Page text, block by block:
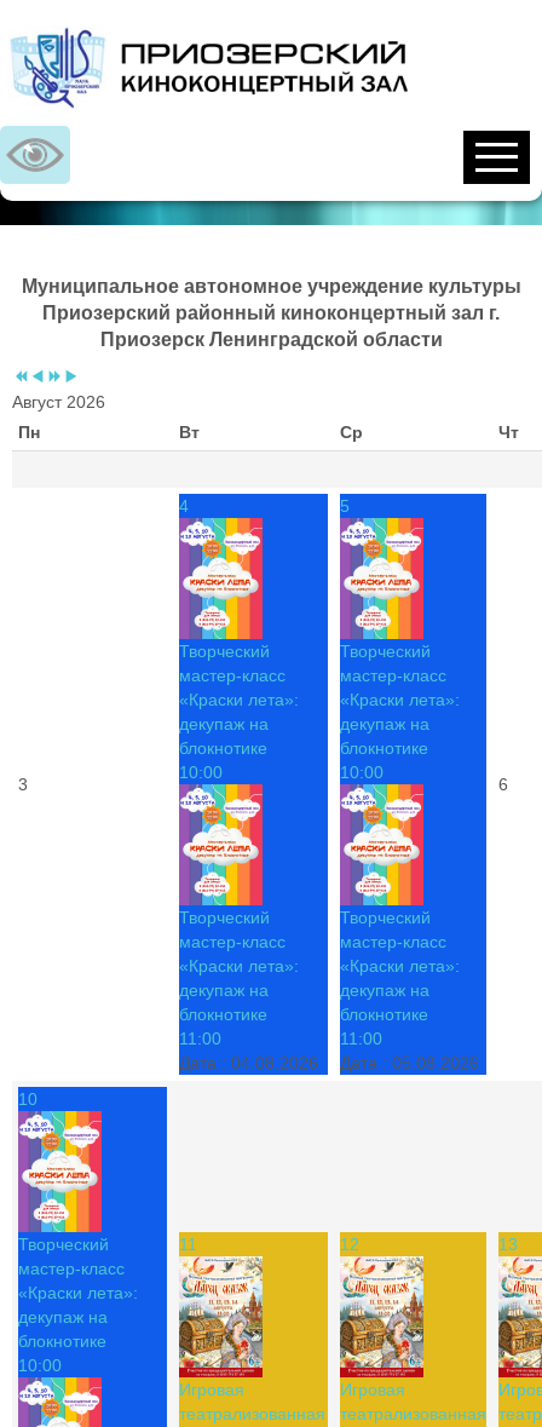
Муниципальное автономное учреждение культуры
Приозерский районный киноконцертный зал г.
Приозерск Ленинградской области
Август 2026
Пн
Вт Ср Чт
3
4
Творческий
мастер-класс
«Краски лета»:
декупаж на
блокнотике
10:00
Творческий
мастер-класс
«Краски лета»:
декупаж на
блокнотике
11:00
Дата : 04.08.2026
5
Творческий
мастер-класс
«Краски лета»:
декупаж на
блокнотике
10:00
Творческий
мастер-класс
«Краски лета»:
декупаж на
блокнотике
11:00
Дата : 05.08.2026
6
10
Творческий
мастер-класс
«Краски лета»:
декупаж на
блокнотике
10:00
11
Игровая
театрализованная
12
Игровая
театрализованная
13